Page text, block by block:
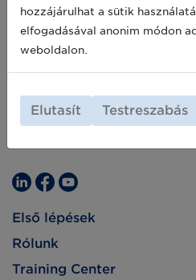
Első lépések
Rólunk
Training Center
hozzájárulhat a sütik
elfogadásával anonim módon
weboldalon.
Elutasít Testreszabás